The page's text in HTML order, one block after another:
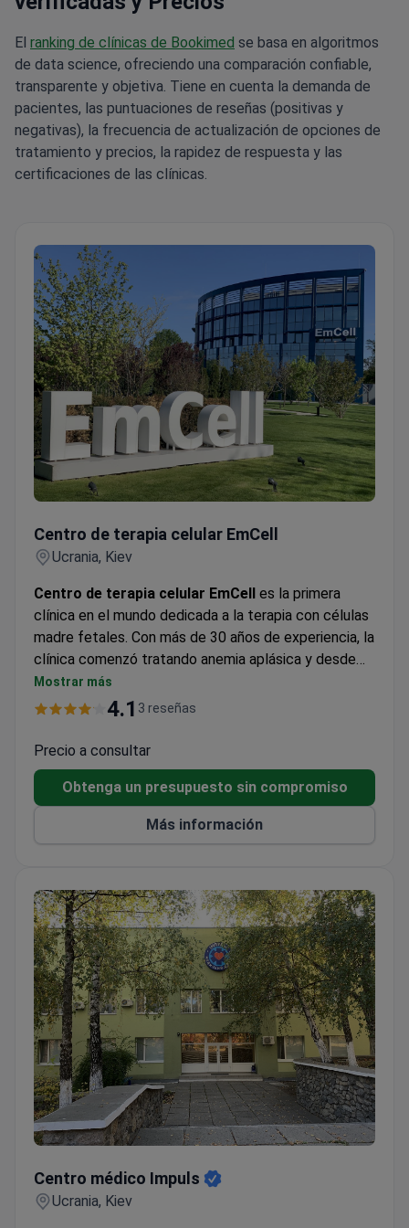
El ranking de clínicas de Bookimed se basa en algoritmos
de data science, ofreciendo una comparación confiable,
transparente y objetiva. Tiene en cuenta la demanda de
pacientes, las puntuaciones de reseñas (positivas y
negativas), la frecuencia de actualización de opciones de
tratamiento y precios, la rapidez de respuesta y las
certificaciones de las clínicas.
Centro de terapia celular EmCell
Ucrania, Kiev
Centro de terapia celular EmCell es la primera
clínica en el mundo dedicada a la terapia con células
madre fetales. Con más de 30 años de experiencia, la
clínica comenzó tratando anemia aplásica y desde
entonces ha desarrollado protocolos para
condiciones como autismo, diabetes, trastornos
EmCell sigue enfocándose en avanzar en
tratamientos basados en células que mejoran la
calidad de vida y apoyan la salud a largo plazo.
Mostrar más
4.1 3 reseñas
Precio a consultar
Obtenga un presupuesto sin compromiso
Más información
Centro médico Impuls
Ucrania, Kiev